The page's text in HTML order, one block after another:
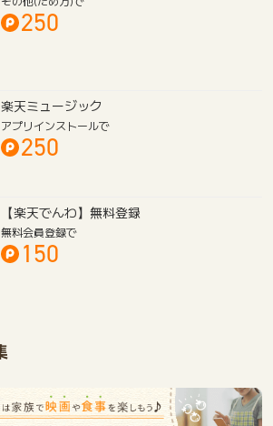
楽天インサイト(Rakuten Insight)
その他(ため方)で
楽天ミュージック
アプリインストールで
【楽天でんわ】無料登録
無料会員登録で